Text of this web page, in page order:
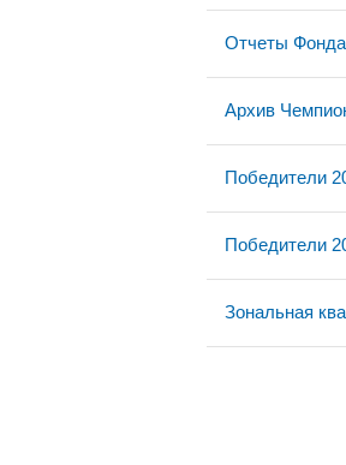
Отчеты
Архив
Победители
Победители
Зональная